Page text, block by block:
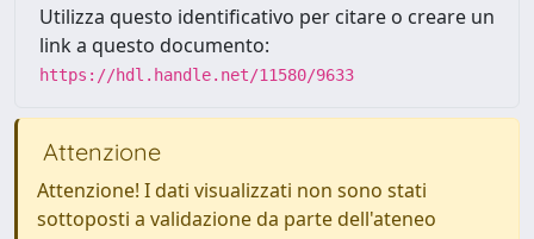
Utilizza questo identificativo per citare o creare un
link a questo documento:
https://hdl.handle.net/11580/9633
Attenzione
Attenzione! I dati visualizzati non sono stati
sottoposti a validazione da parte dell'ateneo